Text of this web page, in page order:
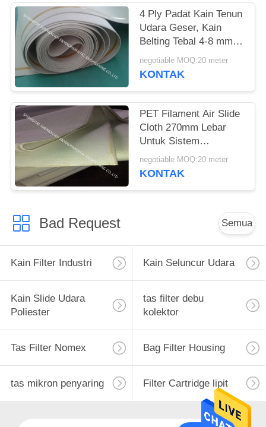
4 Ply Padat Kain Tenun
Udara Geser, Kain
Belting Tebal 4-8 mm
Untuk Semen Silo
negotiable MOQ:20 meter
KONTAK
PET Filament Air Slide
Cloth 270mm Lebar
Untuk Sistem
Pengisian Truk Silo
negotiable MOQ:20 meter
KONTAK
Bad Request Semua
Kain Filter Industri Kain Seluncur Udara
Kain Slide Udara
Poliester
tas filter debu
kolektor
Tas Filter Nomex Bag Filter Housing
tas mikron penyaring Filter Cartridge lipit